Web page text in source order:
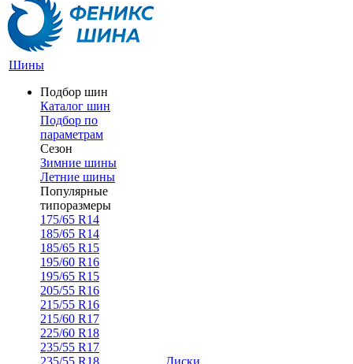
Шины
Подбор шин
Каталог шин
Подбор по
параметрам
Сезон
Зимние шины
Летние шины
Популярные
типоразмеры
175/65 R14
185/65 R14
185/65 R15
195/60 R16
195/65 R15
205/55 R16
215/55 R16
215/60 R17
225/60 R18
235/55 R17
235/55 R18
Диски